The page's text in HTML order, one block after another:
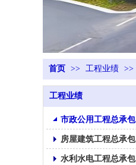
首页 >> 工程业绩 >>
工程业绩
市政公用工程总承包
房屋建筑工程总承包
水利水电工程总承包